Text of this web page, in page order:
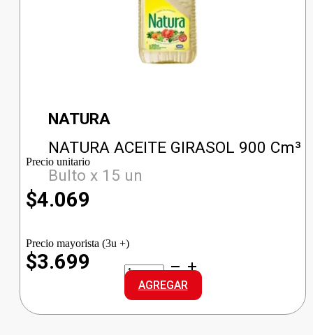
NATURA
NATURA ACEITE GIRASOL 900 Cm³
Bulto x 15 un
Precio unitario
$4.069
Precio mayorista (3u +)
$3.699
NATURA
ACEITE
GIRASOL
cantidad
AGREGAR